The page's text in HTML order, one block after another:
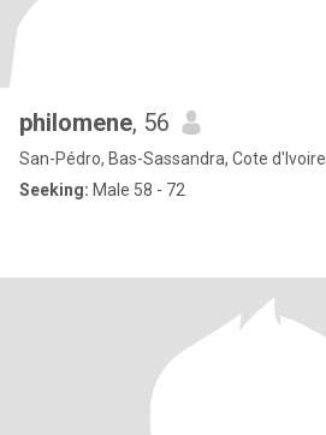
philomene, 56
San-Pédro, Bas-Sassandra, Cote d'Ivoire
Seeking: Male 58 - 72